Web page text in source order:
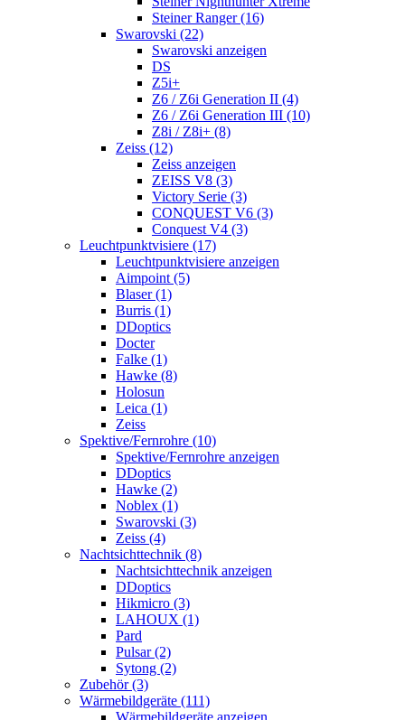
Steiner Ranger (16)
Swarovski (22)
Swarovski anzeigen
DS
Z5i+
Z6 / Z6i Generation II (4)
Z6 / Z6i Generation III (10)
Z8i / Z8i+ (8)
Zeiss (12)
Zeiss anzeigen
ZEISS V8 (3)
Victory Serie (3)
CONQUEST V6 (3)
Conquest V4 (3)
Leuchtpunktvisiere (17)
Leuchtpunktvisiere anzeigen
Aimpoint (5)
Blaser (1)
Burris (1)
DDoptics
Docter
Falke (1)
Hawke (8)
Holosun
Leica (1)
Zeiss
Spektive/Fernrohre (10)
Spektive/Fernrohre anzeigen
DDoptics
Hawke (2)
Noblex (1)
Swarovski (3)
Zeiss (4)
Nachtsichttechnik (8)
Nachtsichttechnik anzeigen
DDoptics
Hikmicro (3)
LAHOUX (1)
Pard
Pulsar (2)
Sytong (2)
Zubehör (3)
Wärmebildgeräte (111)